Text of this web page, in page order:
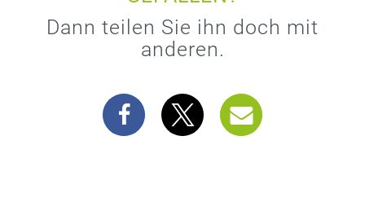
Dann teilen Sie ihn doch mit
anderen.